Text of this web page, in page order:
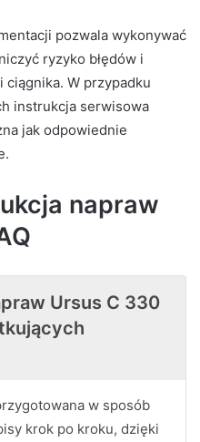
pozwala wykonywać
ryzyko błędów i
W przypadku
instrukcja serwisowa
jak odpowiednie
napraw
Ursus C 330
w sposób
krok po kroku, dzięki